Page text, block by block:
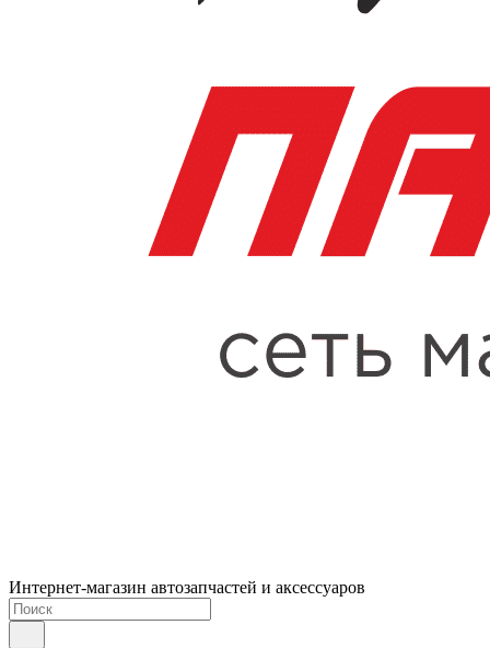
Интернет-магазин автозапчастей и аксессуаров